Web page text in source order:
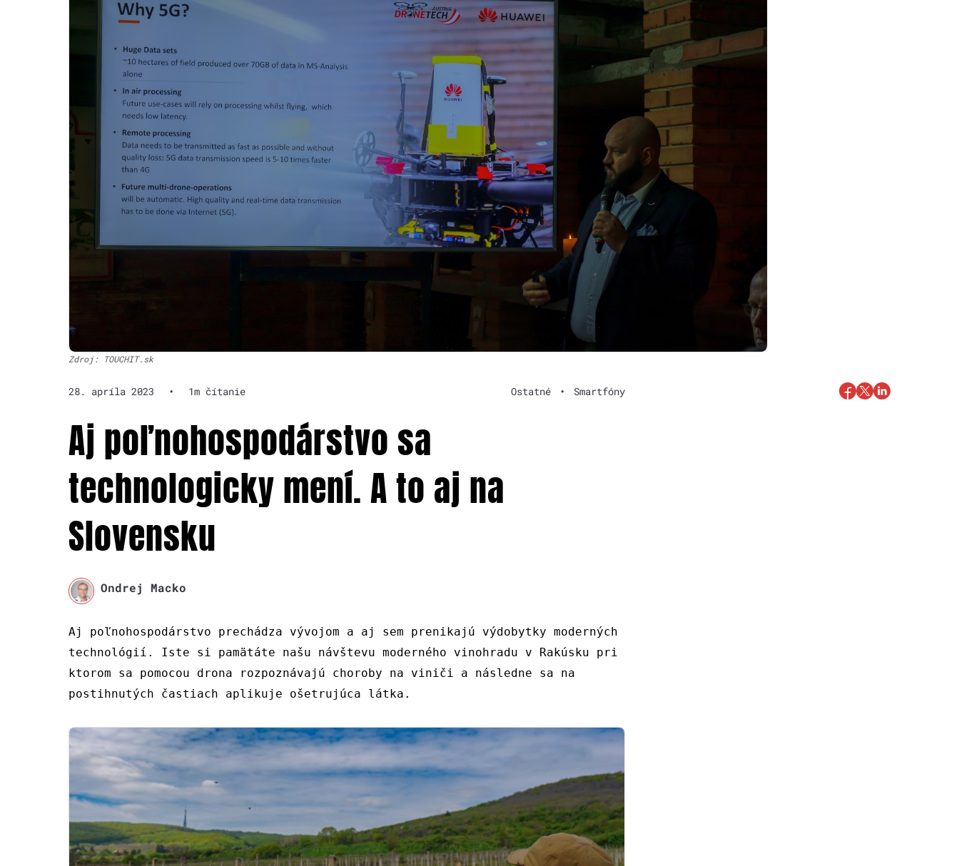
Zdroj: TOUCHIT.sk
28. apríla 2023 • 1m čítanie Ostatné • Smartfóny
Aj poľnohospodárstvo sa
technologicky mení. A to aj na
Slovensku
Ondrej Macko
Aj poľnohospodárstvo prechádza vývojom a aj sem prenikajú výdobytky moderných
technológií. Iste si pamätáte našu návštevu moderného vinohradu v Rakúsku pri
ktorom sa pomocou drona rozpoznávajú choroby na viniči a následne sa na
postihnutých častiach aplikuje ošetrujúca látka.